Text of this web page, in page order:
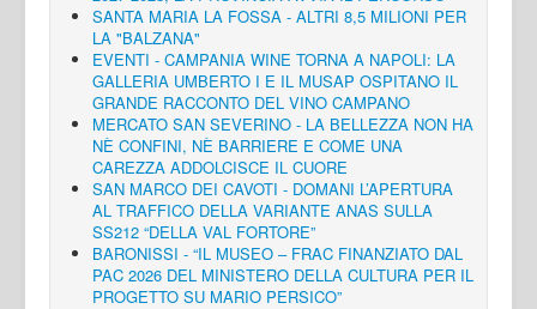
SANTA MARIA LA FOSSA - ALTRI 8,5 MILIONI PER
LA "BALZANA"
EVENTI - CAMPANIA WINE TORNA A NAPOLI: LA
GALLERIA UMBERTO I E IL MUSAP OSPITANO IL
GRANDE RACCONTO DEL VINO CAMPANO
MERCATO SAN SEVERINO - LA BELLEZZA NON HA
NÈ CONFINI, NÈ BARRIERE E COME UNA
CAREZZA ADDOLCISCE IL CUORE
SAN MARCO DEI CAVOTI - DOMANI L’APERTURA
AL TRAFFICO DELLA VARIANTE ANAS SULLA
SS212 “DELLA VAL FORTORE”
BARONISSI - “IL MUSEO – FRAC FINANZIATO DAL
PAC 2026 DEL MINISTERO DELLA CULTURA PER IL
PROGETTO SU MARIO PERSICO”